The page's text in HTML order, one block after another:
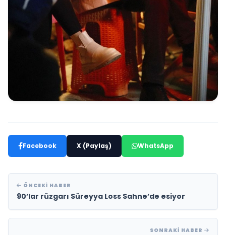
Facebook X (Paylaş) WhatsApp
ÖNCEKI HABER
90’lar rüzgarı Süreyya Loss Sahne’de esiyor
SONRAKI HABER